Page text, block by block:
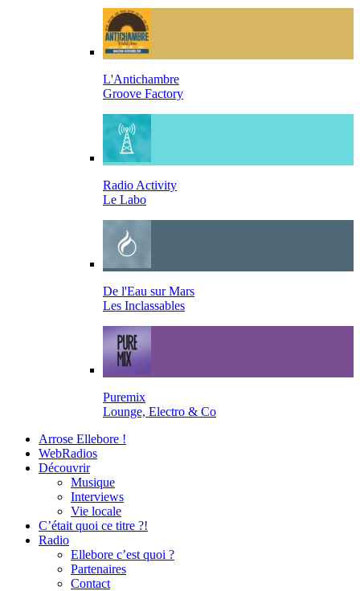
L'Antichambre
Groove Factory
Radio Activity
Le Labo
De l'Eau sur Mars
Les Inclassables
Puremix
Lounge, Electro & Co
Arrose Ellebore !
WebRadios
Découvrir
Musique
Interviews
Vie locale
C’était quoi ce titre ?!
Radio
Ellebore c’est quoi ?
Partenaires
Contact